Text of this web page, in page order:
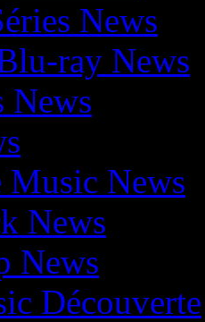
News
ray News
News
Music News
News
News
Découverte